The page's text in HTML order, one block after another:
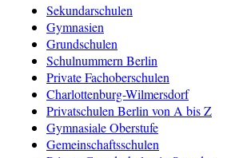
Sekundarschulen
Gymnasien
Grundschulen
Schulnummern Berlin
Private Fachoberschulen
Charlottenburg-Wilmersdorf
Privatschulen Berlin von A bis Z
Gymnasiale Oberstufe
Gemeinschaftsschulen